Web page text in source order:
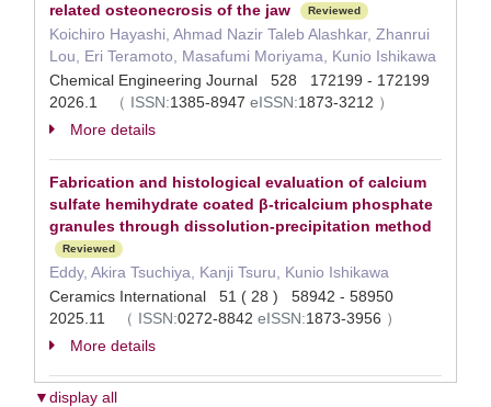
related osteonecrosis of the jaw
Reviewed
Koichiro Hayashi, Ahmad Nazir Taleb Alashkar, Zhanrui
Lou, Eri Teramoto, Masafumi Moriyama, Kunio Ishikawa
Chemical Engineering Journal 528 172199 - 172199
2026.1
（ ISSN:1385-8947 eISSN:1873-3212 ）
More details
Fabrication and histological evaluation of calcium
sulfate hemihydrate coated β-tricalcium phosphate
granules through dissolution-precipitation method
Reviewed
Eddy, Akira Tsuchiya, Kanji Tsuru, Kunio Ishikawa
Ceramics International 51 ( 28 ) 58942 - 58950
2025.11
（ ISSN:0272-8842 eISSN:1873-3956 ）
More details
▼display all